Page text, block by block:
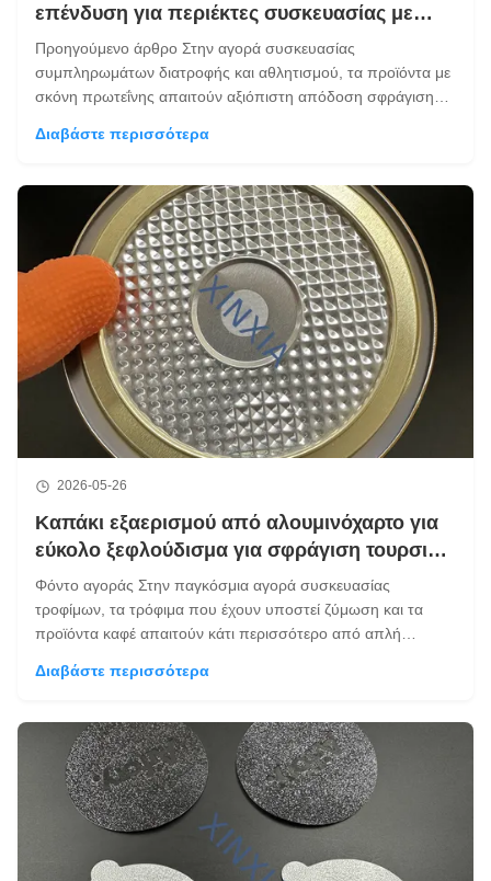
επένδυση για περιέκτες συσκευασίας με
πρωτεΐνη σε σκόνη
Προηγούμενο άρθρο Στην αγορά συσκευασίας
συμπληρωμάτων διατροφής και αθλητισμού, τα προϊόντα με
σκόνη πρωτεΐνης απαιτούν αξιόπιστη απόδοση σφράγισης,
διάρκεια της ναυτιλίας μεγάλων αποστάσεων, οι αλλαγές
Διαβάστε περισσότερα
2026-05-26
Καπάκι εξαερισμού από αλουμινόχαρτο για
εύκολο ξεφλούδισμα για σφράγιση τουρσιών
και κονσερβών καφέ
Φόντο αγοράς Στην παγκόσμια αγορά συσκευασίας
τροφίμων, τα τρόφιμα που έχουν υποστεί ζύμωση και τα
προϊόντα καφέ απαιτούν κάτι περισσότερο από απλή
έχουν υποστεί ζύμωση και καβουρδισμένοι κόκκοι καφέ
Διαβάστε περισσότερα